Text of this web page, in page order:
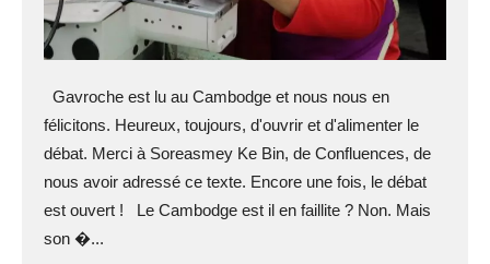
Gavroche est lu au Cambodge et nous nous en
félicitons. Heureux, toujours, d'ouvrir et d'alimenter le
débat. Merci à Soreasmey Ke Bin, de Confluences, de
nous avoir adressé ce texte. Encore une fois, le débat
est ouvert ! Le Cambodge est il en faillite ? Non. Mais
son �...